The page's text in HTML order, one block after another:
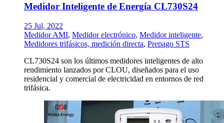
Medidor Inteligente de Energía CL730S24
25 Jul, 2022
Medidor AMI, Medidor electrónico, Medidor inteligente,
Medidores trifásicos, medición directa, Prepago STS
CL730S24 son los últimos medidores inteligentes de alto
rendimiento lanzados por CLOU, diseñados para el uso
residencial y comercial de electricidad en entornos de red
trifásica.